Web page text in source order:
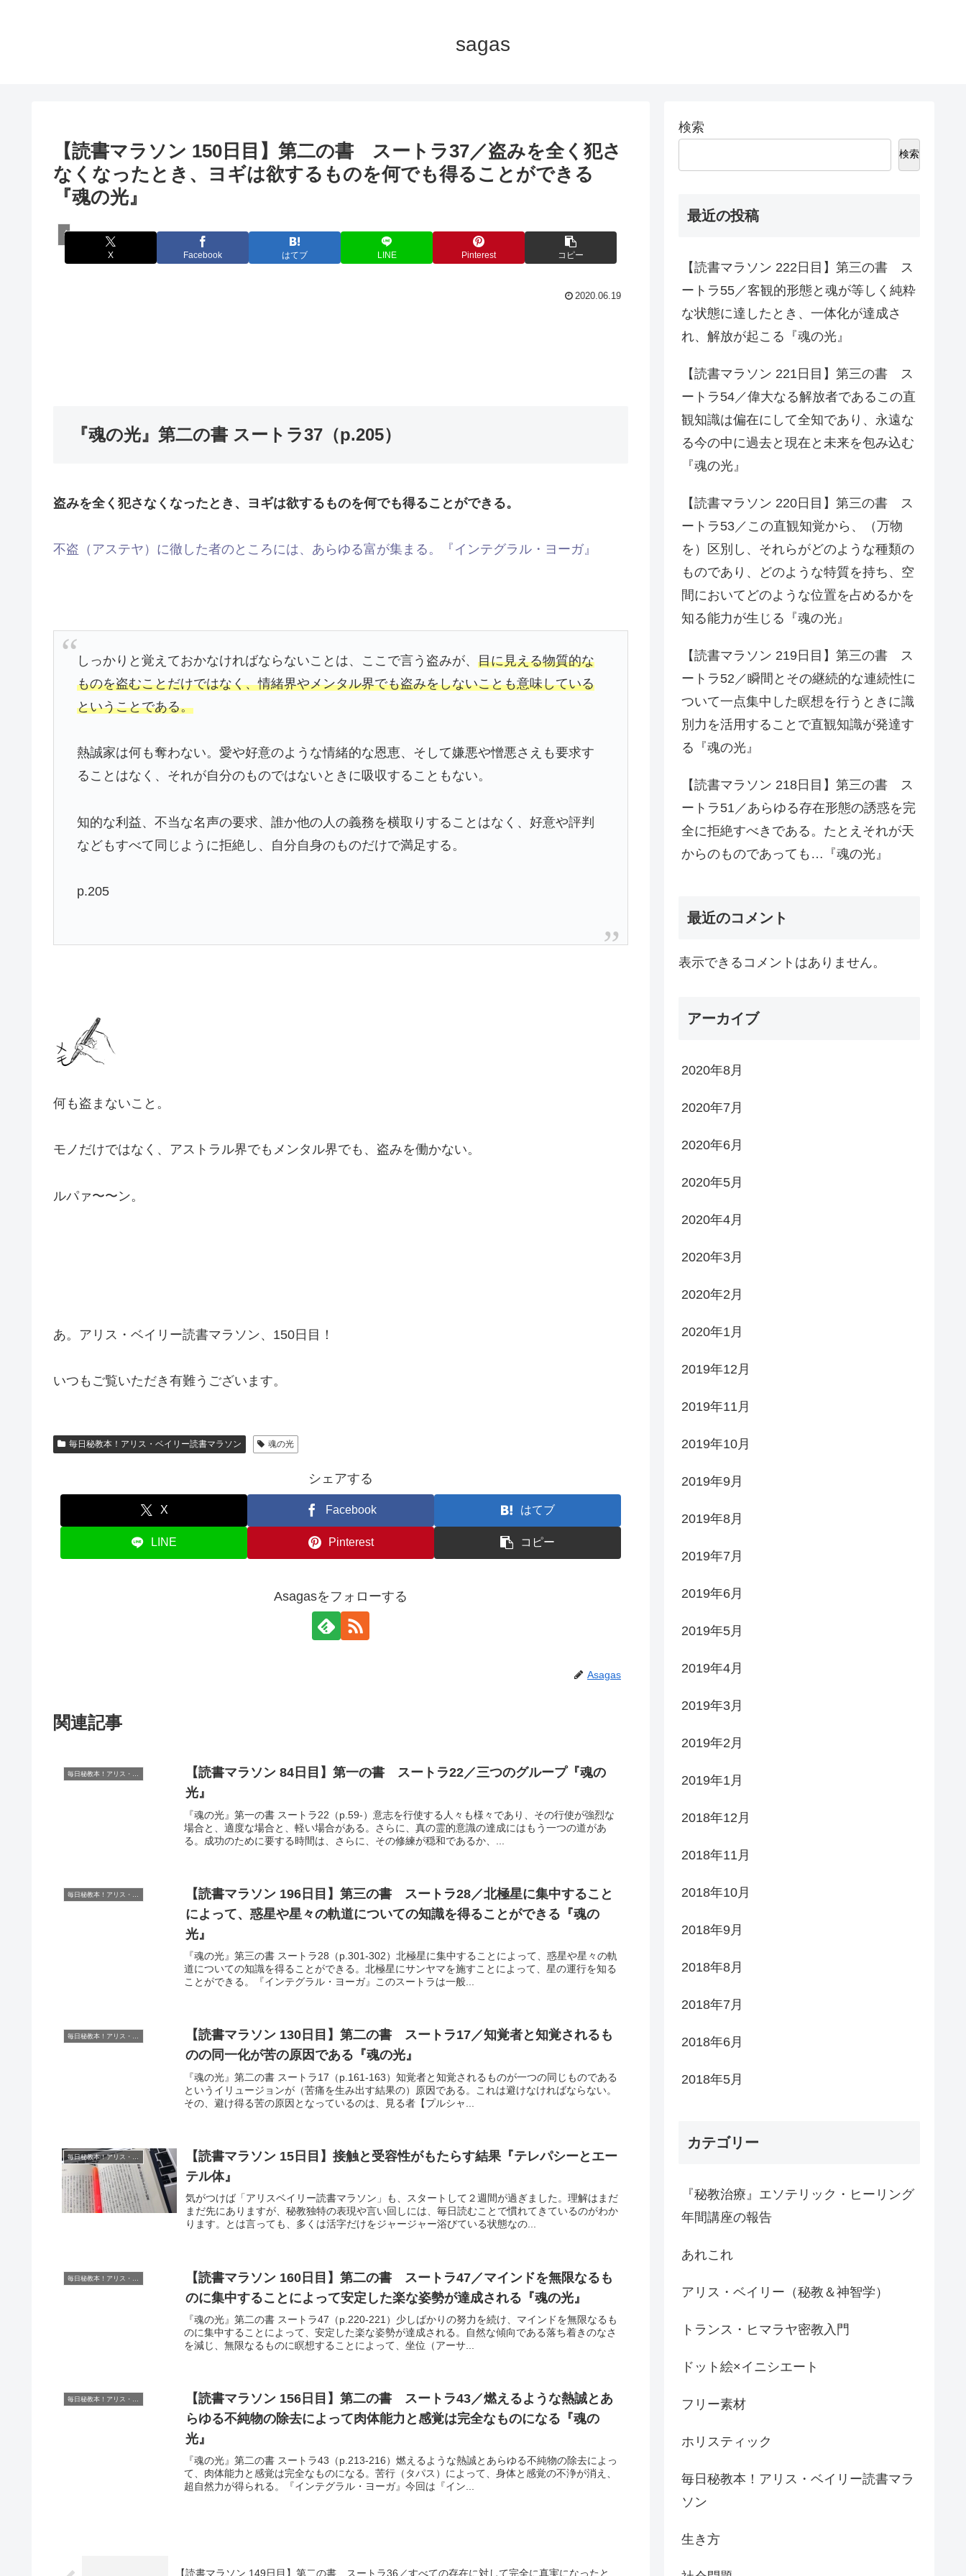
sagas
【読書マラソン 150日目】第二の書 スートラ37／盗みを全く犯さ
なくなったとき、ヨギは欲するものを何でも得ることができる
『魂の光』
毎日秘教本！アリス・ベイリー読書マラソン
X Facebook はてブ LINE Pinterest コピー
2020.06.19
『魂の光』第二の書 スートラ37（p.205）
盗みを全く犯さなくなったとき、ヨギは欲するものを何でも得ることができる。
不盗（アステヤ）に徹した者のところには、あらゆる富が集まる。『インテグラル・ヨーガ』
しっかりと覚えておかなければならないことは、ここで言う盗みが、目に見える物質的な
ものを盗むことだけではなく、情緒界やメンタル界でも盗みをしないことも意味している
ということである。
熱誠家は何も奪わない。愛や好意のような情緒的な恩恵、そして嫌悪や憎悪さえも要求す
ることはなく、それが自分のものではないときに吸収することもない。
知的な利益、不当な名声の要求、誰か他の人の義務を横取りすることはなく、好意や評判
などもすべて同じように拒絶し、自分自身のものだけで満足する。
p.205
何も盗まないこと。
モノだけではなく、アストラル界でもメンタル界でも、盗みを働かない。
ルパァ〜〜ン。
あ。アリス・ベイリー読書マラソン、150日目！
いつもご覧いただき有難うございます。
毎日秘教本！アリス・ベイリー読書マラソン 魂の光
シェアする
X Facebook はてブ
LINE Pinterest コピー
Asagasをフォローする
Asagas
関連記事
【読書マラソン 84日目】第一の書 スートラ22／三つのグループ『魂の
光』
『魂の光』第一の書 スートラ22（p.59-）意志を行使する人々も様々であり、その行使が強烈な
場合と、適度な場合と、軽い場合がある。さらに、真の霊的意識の達成にはもう一つの道があ
る。成功のために要する時間は、さらに、その修練が穏和であるか、...
毎日秘教本！アリス・ベイリー読書マラソン
【読書マラソン 196日目】第三の書 スートラ28／北極星に集中すること
によって、惑星や星々の軌道についての知識を得ることができる『魂の
光』
『魂の光』第三の書 スートラ28（p.301-302）北極星に集中することによって、惑星や星々の軌
道についての知識を得ることができる。北極星にサンヤマを施すことによって、星の運行を知る
ことができる。『インテグラル・ヨーガ』このスートラは一般...
【読書マラソン 130日目】第二の書 スートラ17／知覚者と知覚されるも
のの同一化が苦の原因である『魂の光』
『魂の光』第二の書 スートラ17（p.161-163）知覚者と知覚されるものが一つの同じものである
というイリュージョンが（苦痛を生み出す結果の）原因である。これは避けなければならない。
その、避け得る苦の原因となっているのは、見る者【プルシャ...
毎日秘教本！アリス・ベイリー読書マラソン
【読書マラソン 15日目】接触と受容性がもたらす結果『テレパシーとエー
テル体』
気がつけば「アリスベイリー読書マラソン」も、スタートして２週間が過ぎました。理解はまだ
まだ先にありますが、秘教独特の表現や言い回しには、毎日読むことで慣れてきているのがわか
ります。とは言っても、多くは活字だけをジャージャー浴びている状態なの...
【読書マラソン 160日目】第二の書 スートラ47／マインドを無限なるも
のに集中することによって安定した楽な姿勢が達成される『魂の光』
『魂の光』第二の書 スートラ47（p.220-221）少しばかりの努力を続け、マインドを無限なるも
のに集中することによって、安定した楽な姿勢が達成される。自然な傾向である落ち着きのなさ
を減じ、無限なるものに瞑想することによって、坐位（アーサ...
毎日秘教本！アリス・ベイリー読書マラソン
【読書マラソン 156日目】第二の書 スートラ43／燃えるような熱誠とあ
らゆる不純物の除去によって肉体能力と感覚は完全なものになる『魂の
光』
『魂の光』第二の書 スートラ43（p.213-216）燃えるような熱誠とあらゆる不純物の除去によっ
て、肉体能力と感覚は完全なものになる。苦行（タパス）によって、身体と感覚の不浄が消え、
超自然力が得られる。『インテグラル・ヨーガ』今回は『イン...
【読書マラソン 149日目】第二の書 スートラ36／すべての存在に対して完全に真実になったと
検索
検索
最近の投稿
【読書マラソン 222日目】第三の書 ス
ートラ55／客観的形態と魂が等しく純粋
な状態に達したとき、一体化が達成さ
れ、解放が起こる『魂の光』
【読書マラソン 221日目】第三の書 ス
ートラ54／偉大なる解放者であるこの直
観知識は偏在にして全知であり、永遠な
る今の中に過去と現在と未来を包み込む
『魂の光』
【読書マラソン 220日目】第三の書 ス
ートラ53／この直観知覚から、（万物
を）区別し、それらがどのような種類の
ものであり、どのような特質を持ち、空
間においてどのような位置を占めるかを
知る能力が生じる『魂の光』
【読書マラソン 219日目】第三の書 ス
ートラ52／瞬間とその継続的な連続性に
ついて一点集中した瞑想を行うときに識
別力を活用することで直観知識が発達す
る『魂の光』
【読書マラソン 218日目】第三の書 ス
ートラ51／あらゆる存在形態の誘惑を完
全に拒絶すべきである。たとえそれが天
からのものであっても…『魂の光』
最近のコメント
表示できるコメントはありません。
アーカイブ
2020年8月
2020年7月
2020年6月
2020年5月
2020年4月
2020年3月
2020年2月
2020年1月
2019年12月
2019年11月
2019年10月
2019年9月
2019年8月
2019年7月
2019年6月
2019年5月
2019年4月
2019年3月
2019年2月
2019年1月
2018年12月
2018年11月
2018年10月
2018年9月
2018年8月
2018年7月
2018年6月
2018年5月
カテゴリー
『秘教治療』エソテリック・ヒーリング
年間講座の報告
あれこれ
アリス・ベイリー（秘教＆神智学）
トランス・ヒマラヤ密教入門
ドット絵×イニシエート
フリー素材
ホリスティック
毎日秘教本！アリス・ベイリー読書マラ
ソン
生き方